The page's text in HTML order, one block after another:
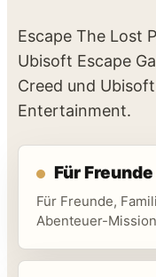
Escape The Lost
Ubisoft Escape
Creed und
Entertainment.
Für Freunde
Für Freunde,
Abenteuer-